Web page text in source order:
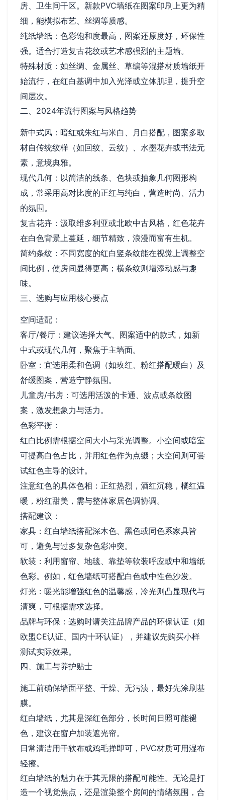
房、卫生间干区。新款PVC墙纸在图案印刷上更为精
细，能模拟布艺、丝绸等质感。
纯纸墙纸：色彩饱和度最高，图案还原度好，环保性
强。适合打造复古花纹或艺术感强烈的主题墙。
特殊材质：如丝绸、金属丝、草编等混搭材质墙纸开
始流行，在红白基调中加入光泽或立体肌理，提升空
间层次。
二、2024年流行图案与风格趋势
新中式风：暗红或朱红与米白、月白搭配，图案多取
材自传统纹样（如回纹、云纹）、水墨花卉或书法元
素，意境典雅。
现代几何：以简洁的线条、色块或抽象几何图形构
成，常采用高对比度的正红与纯白，营造时尚、活力
的氛围。
复古花卉：汲取维多利亚或北欧中古风格，红色花卉
在白色背景上蔓延，细节精致，浪漫而富有生机。
简约条纹：不同宽度的红白竖条纹能在视觉上调整空
间比例，使房间显得更高；横条纹则增添动感与趣
味。
三、选购与应用核心要点
空间适配：
客厅/餐厅：建议选择大气、图案适中的款式，如新
中式或现代几何，聚焦于主墙面。
卧室：宜选用柔和色调（如玫红、粉红搭配暖白）及
舒缓图案，营造宁静氛围。
儿童房/书房：可选用活泼的卡通、波点或条纹图
案，激发想象力与活力。
色彩平衡：
红白比例需根据空间大小与采光调整。小空间或暗室
可提高白色占比，并用红色作为点缀；大空间则可尝
试红色主导的设计。
注意红色的具体色相：正红热烈，酒红沉稳，橘红温
暖，粉红甜美，需与整体家居色调协调。
搭配建议：
家具：红白墙纸搭配深木色、黑色或同色系家具皆
可，避免与过多复杂色彩冲突。
软装：利用窗帘、地毯、靠垫等软装呼应或中和墙纸
色彩。例如，红色墙纸可搭配白色或中性色沙发。
灯光：暖光能增强红色的温馨感，冷光则凸显现代与
清爽，可根据需求选择。
品牌与环保：选购时请关注品牌产品的环保认证（如
欧盟CE认证、国内十环认证），并建议先购买小样
测试实际效果。
四、施工与养护贴士
施工前确保墙面平整、干燥、无污渍，最好先涂刷基
膜。
红白墙纸，尤其是深红色部分，长时间日照可能褪
色，建议在窗户加装遮光帘。
日常清洁用干软布或鸡毛掸即可，PVC材质可用湿布
轻擦。
红白墙纸的魅力在于其无限的搭配可能性。无论是打
造一个视觉焦点，还是渲染整个房间的情绪氛围，合